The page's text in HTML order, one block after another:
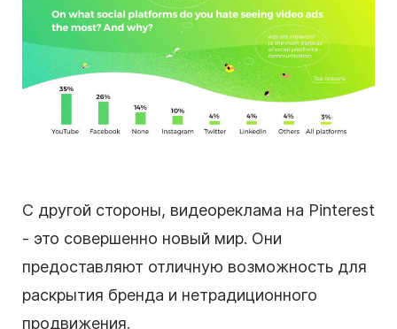
С другой стороны, видеореклама на Pinterest
- это совершенно новый мир. Они
предоставляют отличную возможность для
раскрытия бренда и нетрадиционного
продвижения.